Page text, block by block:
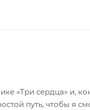
«Три сердца» и,
путь, чтобы я